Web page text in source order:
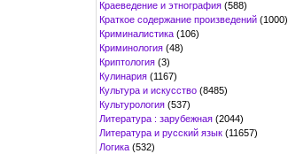
Краеведение и этнография (588)
Краткое содержание произведений (1000)
Криминалистика (106)
Криминология (48)
Криптология (3)
Кулинария (1167)
Культура и искусство (8485)
Культурология (537)
Литература : зарубежная (2044)
Литература и русский язык (11657)
Логика (532)